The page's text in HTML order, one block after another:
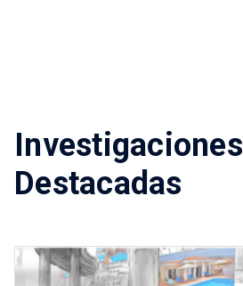
Investigaciones
Destacadas